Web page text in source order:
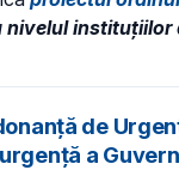
instituțiilor
de
a